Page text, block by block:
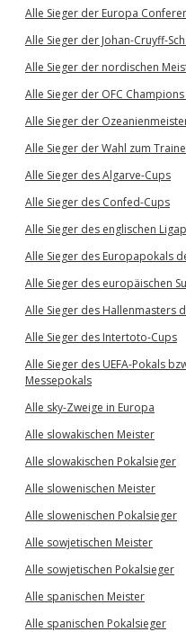
Alle Sieger der Europa
Alle Sieger der Johan-Cruyff-
Alle Sieger der nordischen
Alle Sieger der OFC
Alle Sieger der
Alle Sieger der Wahl zum
Alle Sieger des Algarve-Cups
Alle Sieger des Confed-Cups
Alle Sieger des englischen
Alle Sieger des Europapokals
Alle Sieger des europäischen
Alle Sieger des Hallenmasters
Alle Sieger des Intertoto-Cups
Alle Sieger des UEFA-Pokals
Messepokals
Alle sky-Zweige in Europa
Alle slowakischen Meister
Alle slowakischen Pokalsieger
Alle slowenischen Meister
Alle slowenischen Pokalsieger
Alle sowjetischen Meister
Alle sowjetischen Pokalsieger
Alle spanischen Meister
Alle spanischen Pokalsieger